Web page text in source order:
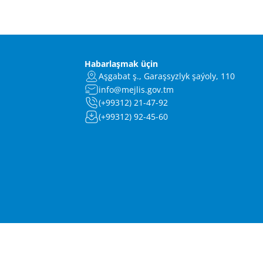
Habarlaşmak üçin
Aşgabat ş., Garaşsyzlyk şaýoly, 110
info@mejlis.gov.tm
(+99312) 21-47-92
(+99312) 92-45-60